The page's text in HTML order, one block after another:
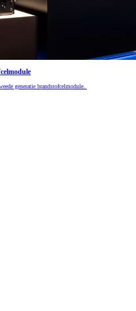
generatie brandstofcelmodule.